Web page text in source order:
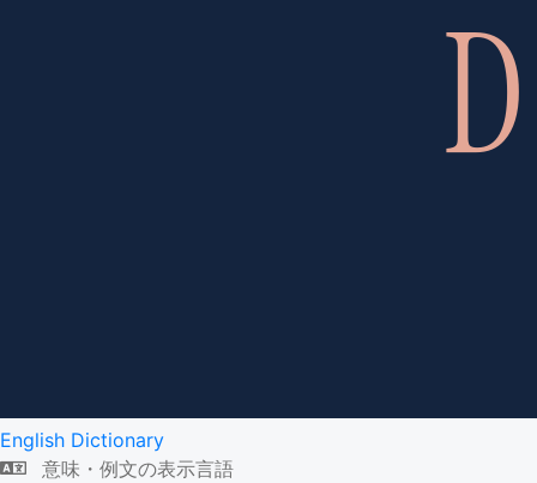
English Dictionary
意味・例文の表示言語